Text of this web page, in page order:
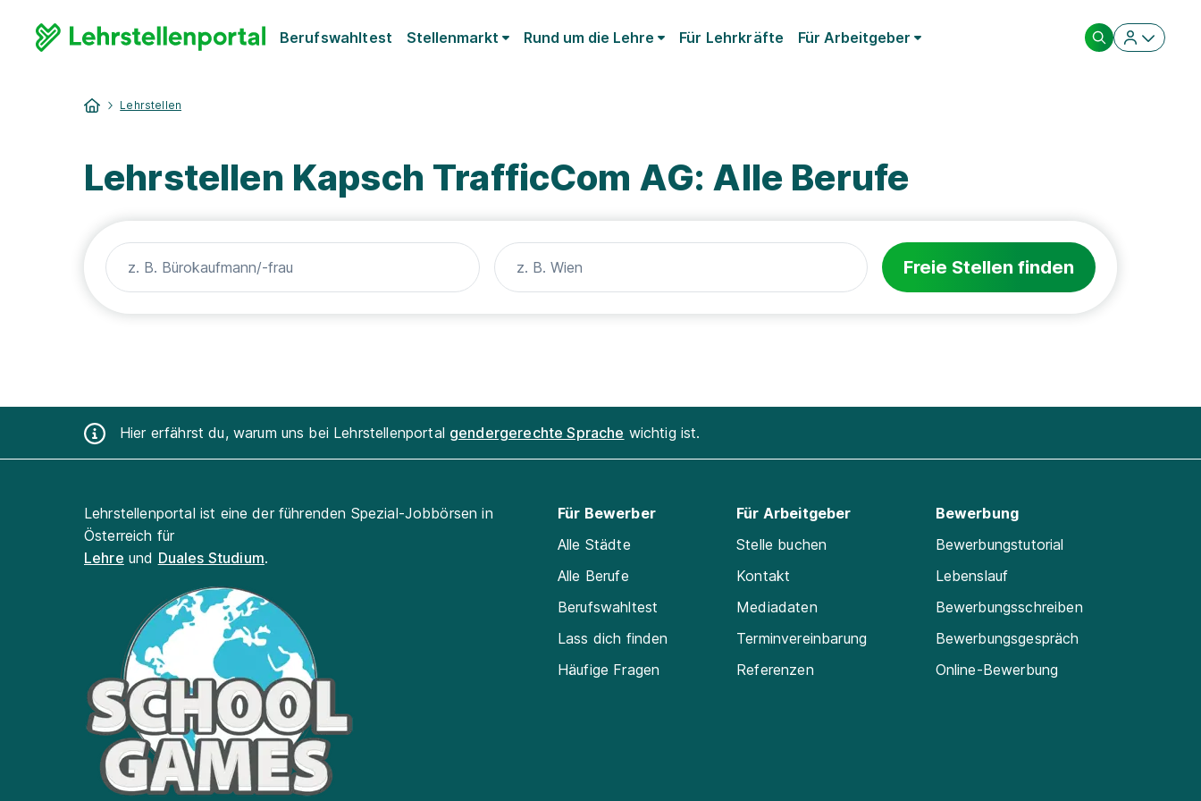
Berufswahltest Stellenmarkt Rund um die Lehre Für Lehrkräfte Für Arbeitgeber
Lehrstellen
Lehrstellen Kapsch TrafficCom AG: Alle Berufe
Freie Stellen finden
Hier erfährst du, warum uns bei Lehrstellenportal gendergerechte Sprache wichtig ist.
Lehrstellenportal ist eine der führenden Spezial-Jobbörsen in
Österreich für
Lehre und Duales Studium.
Für Bewerber
Alle Städte
Alle Berufe
Berufswahltest
Lass dich finden
Häufige Fragen
Für Arbeitgeber
Stelle buchen
Kontakt
Mediadaten
Terminvereinbarung
Referenzen
Bewerbung
Bewerbungstutorial
Lebenslauf
Bewerbungsschreiben
Bewerbungsgespräch
Online-Bewerbung